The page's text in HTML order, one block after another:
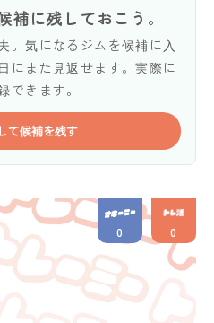
補に残しておこう。
。気になるジムを候補に入
にまた見返せます。実際に
できます。
て候補を残す
0 0